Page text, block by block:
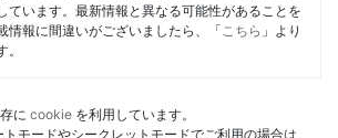
ています。最新情報と異なる可能性があることを
情報に間違いがございましたら、「 こちら 」より
に cookie を利用しています。
モードやシークレットモードでご利用の場合は